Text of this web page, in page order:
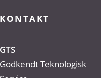
KONTAKT
GTS
Godkendt Teknologisk